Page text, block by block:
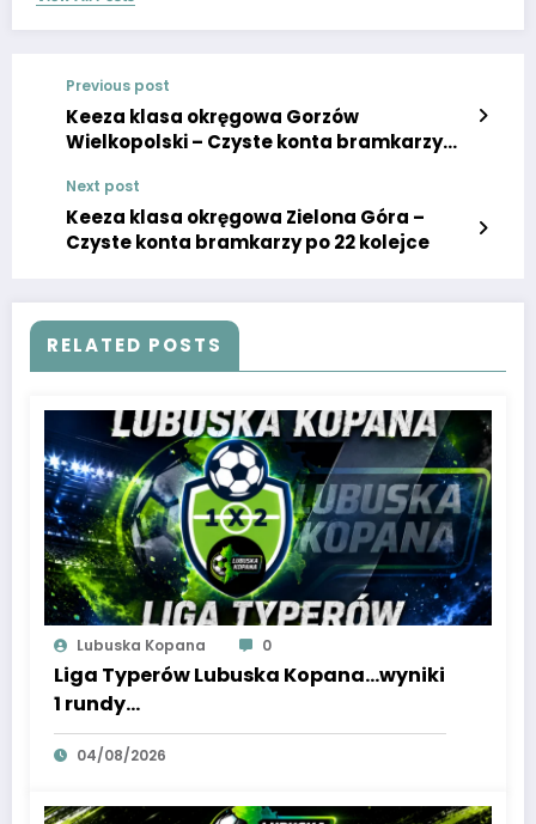
Previous post
Keeza klasa okręgowa Gorzów
Wielkopolski – Czyste konta bramkarzy
Next post
Keeza klasa okręgowa Zielona Góra –
Czyste konta bramkarzy po 22 kolejce
RELATED POSTS
Lubuska Kopana 0
Liga Typerów Lubuska Kopana…wyniki
1 rundy…
04/08/2026